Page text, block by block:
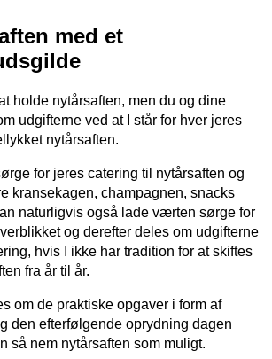
med et
holde nytårsaften, men du og dine
udgifterne ved at I står for hver jeres
nytårsaften.
for jeres catering til nytårsaften og
kransekagen, champagnen, snacks
naturligvis også lade værten sørge for
og derefter deles om udgifterne
hvis I ikke har tradition for at skiftes
fra år til år.
om de praktiske opgaver i form af
den efterfølgende oprydning dagen
så nem nytårsaften som muligt.